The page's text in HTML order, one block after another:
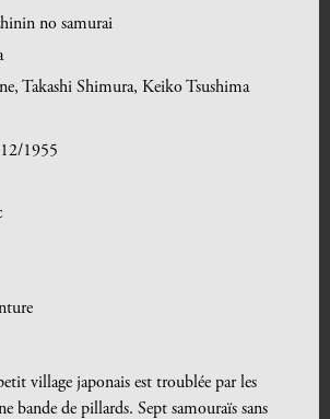
no samurai
Takashi Shimura, Keiko Tsushima
1955
village japonais est troublée par les
bande de pillards. Sept samouraïs sans